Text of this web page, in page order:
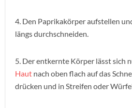
4. Den Paprikakörper aufstellen
längs durchschneiden.
5. Der entkernte Körper lässt sich
Haut nach oben flach auf das
drücken und in Streifen oder